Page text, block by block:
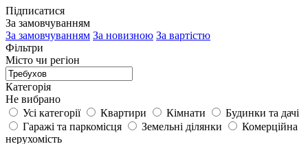
Підписатися
За замовчуванням
За замовчуванням За новизною За вартістю
Фільтри
Місто чи регіон
Категорія
Не вибрано
Усі категорії
Квартири Кімнати
Будинки та дачі
Гаражі та паркомісця
Земельні ділянки
Комерційна
нерухомість